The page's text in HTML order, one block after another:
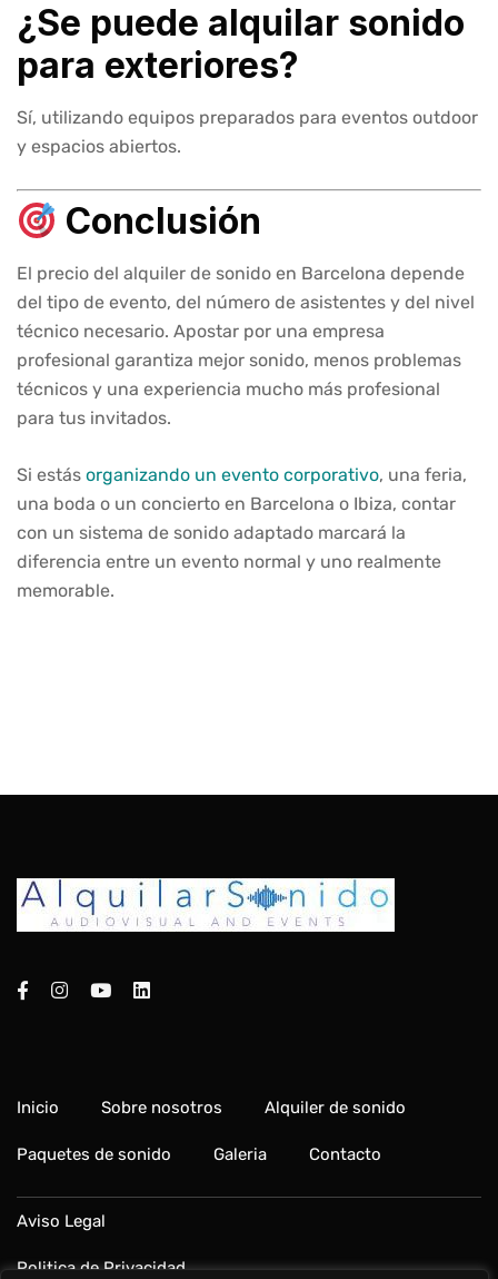
¿Se puede alquilar sonido
para exteriores?
Sí, utilizando equipos preparados para eventos outdoor
y espacios abiertos.
Conclusión
El precio del alquiler de sonido en Barcelona depende
del tipo de evento, del número de asistentes y del nivel
técnico necesario. Apostar por una empresa
profesional garantiza mejor sonido, menos problemas
técnicos y una experiencia mucho más profesional
para tus invitados.
Si estás organizando un evento corporativo, una feria,
una boda o un concierto en Barcelona o Ibiza, contar
con un sistema de sonido adaptado marcará la
diferencia entre un evento normal y uno realmente
memorable.
Inicio Sobre nosotros Alquiler de sonido
Paquetes de sonido Galeria Contacto
Aviso Legal
Politica de Privacidad